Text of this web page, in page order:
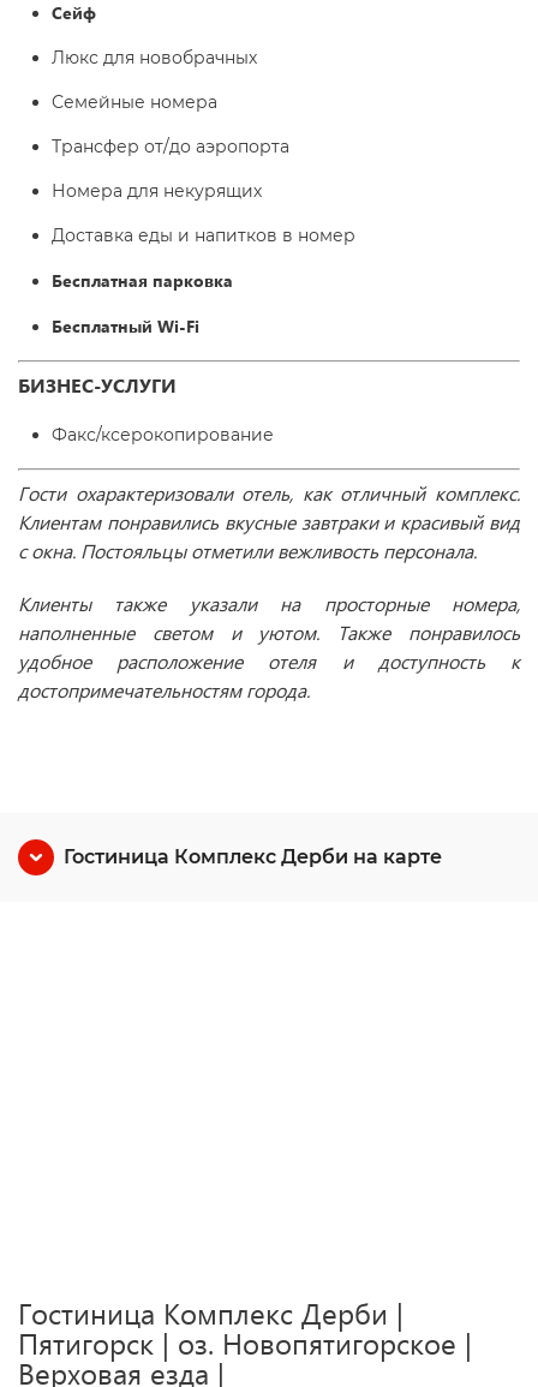
Сейф
Люкс для новобрачных
Семейные номера
Трансфер от/до аэропорта
Номера для некурящих
Доставка еды и напитков в номер
Бесплатная парковка
Бесплатный Wi-Fі
БИЗНЕС-УСЛУГИ
Факс/ксерокопирование
Гости охарактеризовали отель, как отличный комплекс.
Клиентам понравились вкусные завтраки и красивый вид
с окна. Постояльцы отметили вежливость персонала.
Клиенты также указали на просторные номера,
наполненные светом и уютом. Также понравилось
удобное расположение отеля и доступность к
достопримечательностям города.
Гостиница Комплекс Дерби на карте
Гостиница Комплекс Дерби |
Пятигорск | оз. Новопятигорское |
Верховая езда |